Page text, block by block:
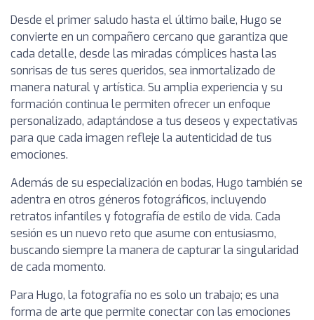
Desde el primer saludo hasta el último baile, Hugo se
convierte en un compañero cercano que garantiza que
cada detalle, desde las miradas cómplices hasta las
sonrisas de tus seres queridos, sea inmortalizado de
manera natural y artística. Su amplia experiencia y su
formación continua le permiten ofrecer un enfoque
personalizado, adaptándose a tus deseos y expectativas
para que cada imagen refleje la autenticidad de tus
emociones.
Además de su especialización en bodas, Hugo también se
adentra en otros géneros fotográficos, incluyendo
retratos infantiles y fotografía de estilo de vida. Cada
sesión es un nuevo reto que asume con entusiasmo,
buscando siempre la manera de capturar la singularidad
de cada momento.
Para Hugo, la fotografía no es solo un trabajo; es una
forma de arte que permite conectar con las emociones